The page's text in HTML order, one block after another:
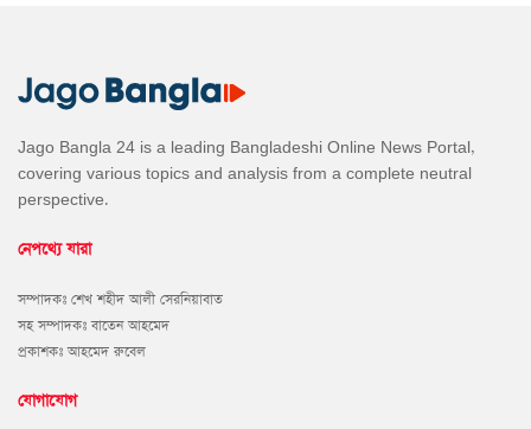
Jago Bangla 24 is a leading Bangladeshi Online News Portal,
covering various topics and analysis from a complete neutral
perspective.
নেপথ্যে যারা
সম্পাদকঃ শেখ শহীদ আলী সেরনিয়াবাত
সহ সম্পাদকঃ বাতেন আহমেদ
প্রকাশকঃ আহমেদ রুবেল
যোগাযোগ